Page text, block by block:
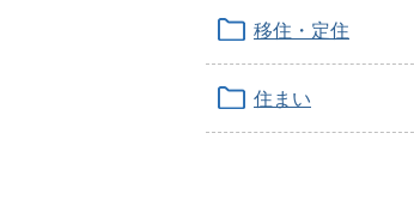
移住・定住
住まい